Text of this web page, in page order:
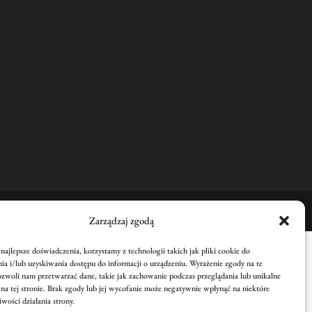
Zarządzaj zgodą
doświadczenia, korzystamy z technologii takich jak pliki cookie do
i/lub uzyskiwania dostępu do informacji o urządzeniu. Wyrażenie zgody na te
nam przetwarzać dane, takie jak zachowanie podczas przeglądania lub unikalne
tej stronie. Brak zgody lub jej wycofanie może negatywnie wpłynąć na niektóre
działania strony.